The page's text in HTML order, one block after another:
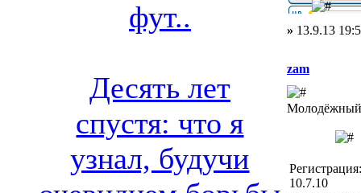
фут..
Десять лет
спустя: что я
узнал, будучи
» 13.9.13
zam
Молодёжный
Регистрация:
10.7.10